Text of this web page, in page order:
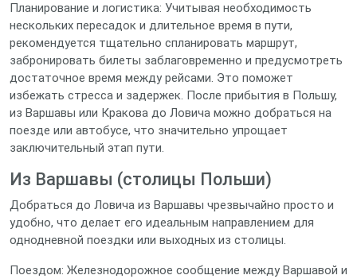
Планирование и логистика: Учитывая необходимость
нескольких пересадок и длительное время в пути,
рекомендуется тщательно спланировать маршрут,
забронировать билеты заблаговременно и предусмотреть
достаточное время между рейсами. Это поможет
избежать стресса и задержек. После прибытия в Польшу,
из Варшавы или Кракова до Ловича можно добраться на
поезде или автобусе, что значительно упрощает
заключительный этап пути.
Из Варшавы (столицы Польши)
Добраться до Ловича из Варшавы чрезвычайно просто и
удобно, что делает его идеальным направлением для
однодневной поездки или выходных из столицы.
Поездом: Железнодорожное сообщение между Варшавой и